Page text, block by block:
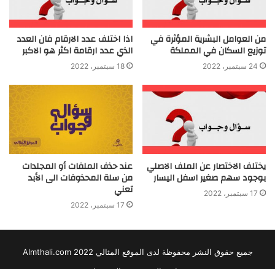
من العوامل البشرية المؤثرة في
توزيع السكان في المملكة
24 سبتمبر، 2022
اذا اختلف عدد الارقام فان العدد
الذي عدد ارقامة اكثر هو الاكبر
18 سبتمبر، 2022
يختلف الاختصار عن الملف الاصلي
بوجود سهم صغير اسفل اليسار
17 سبتمبر، 2022
عند حذف الملفات أو المجلدات
من سلة المحذوفات الى الأبد
تعني
17 سبتمبر، 2022
جميع حقوق النشر محفوظة لدى الموقع المثالي 2022 Almthali.com